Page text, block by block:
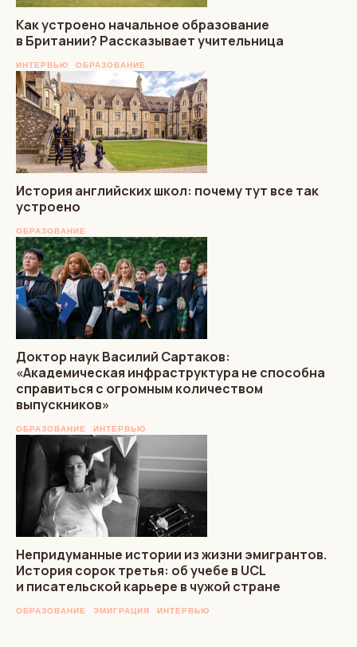
Как устроено начальное образование
в Британии? Рассказывает учительница
ИНТЕРВЬЮ ОБРАЗОВАНИЕ
История английских школ: почему тут все так
устроено
ОБРАЗОВАНИЕ
Доктор наук Василий Сартаков:
«Академическая инфраструктура не способна
справиться с огромным количеством
выпускников»
ОБРАЗОВАНИЕ ИНТЕРВЬЮ
Непридуманные истории из жизни эмигрантов.
История сорок третья: об учебе в UCL
и писательской карьере в чужой стране
ОБРАЗОВАНИЕ ЭМИГРАЦИЯ ИНТЕРВЬЮ